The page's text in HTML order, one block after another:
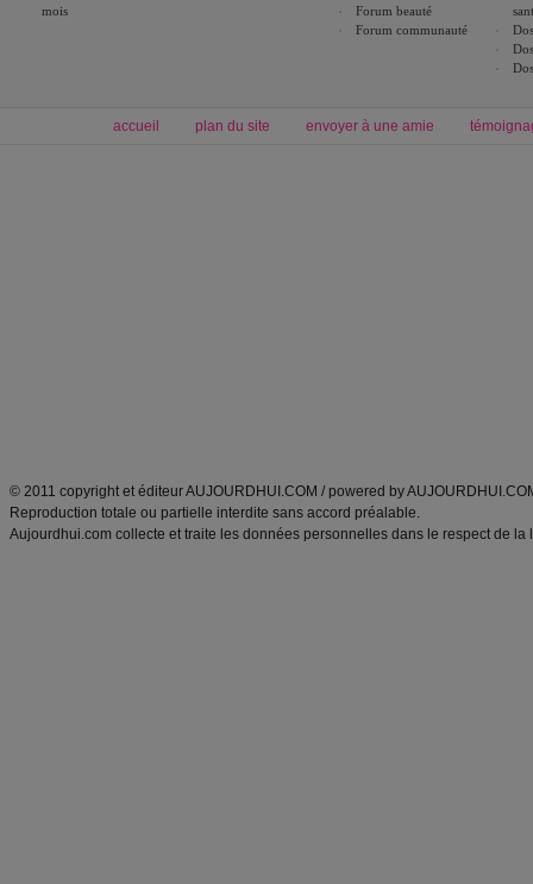
mois
Forum beauté
Forum communauté
accueil plan du site envoyer à une amie
© 2011 copyright et éditeur AUJOURDHUI.COM / powered by
Reproduction totale ou partielle interdite sans accord préalable.
Aujourdhui.com collecte et traite les données personnelles dans le respect de